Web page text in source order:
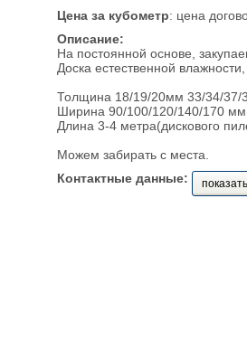
Цена за кубометр: цена
Описание:
На постоянной основе,
Доска естественной
Толщина 18/19/20мм 33/34/
Ширина 90/100/120/140/170 мм
Длина 3-4 метра(дискового
Можем забирать с места.
Контактные данные: